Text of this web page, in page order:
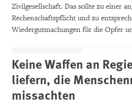
Zivilgesellschaft. Das sollte zu einer
Rechenschaftspflicht und zu
Wiedergutmachungen für die Opfer
Keine Waffen an
liefern, die
missachten